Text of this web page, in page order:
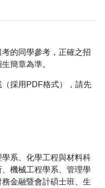
的同學參考，正確之招
簡章為準。
採用PDF格式），請先
學系、化學工程與材料科
機械工程學系、管理學
金融暨會計碩士班、生